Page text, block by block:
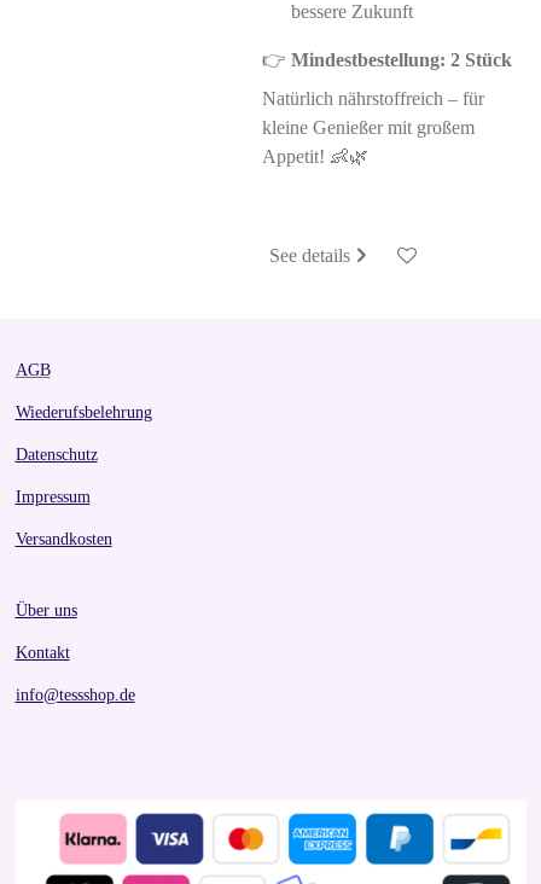
bessere Zukunft
👉 Mindestbestellung: 2 Stück
Natürlich nährstoffreich – für
kleine Genießer mit großem
Appetit! 👶🌿
See details
AGB
Wiederufsbelehrung
Datenschutz
Impressum
Versandkosten
Über uns
Kontakt
info@tessshop.de